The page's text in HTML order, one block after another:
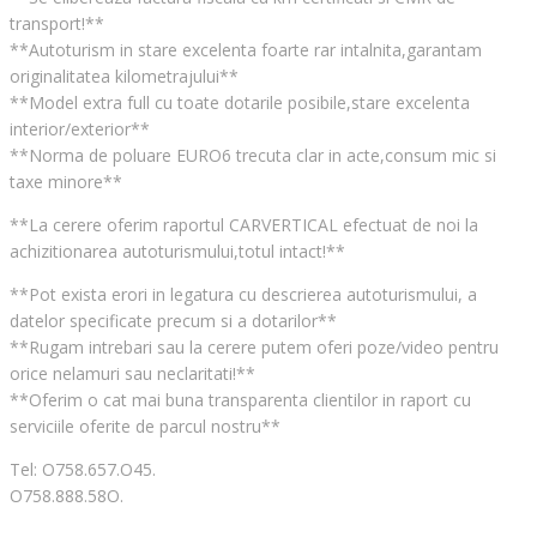
transport!**
**Autoturism in stare excelenta foarte rar intalnita,garantam
originalitatea kilometrajului**
**Model extra full cu toate dotarile posibile,stare excelenta
interior/exterior**
**Norma de poluare EURO6 trecuta clar in acte,consum mic si
taxe minore**
**La cerere oferim raportul CARVERTICAL efectuat de noi la
achizitionarea autoturismului,totul intact!**
**Pot exista erori in legatura cu descrierea autoturismului, a
datelor specificate precum si a dotarilor**
**Rugam intrebari sau la cerere putem oferi poze/video pentru
orice nelamuri sau neclaritati!**
**Oferim o cat mai buna transparenta clientilor in raport cu
serviciile oferite de parcul nostru**
Tel: O758.657.O45.
O758.888.58O.